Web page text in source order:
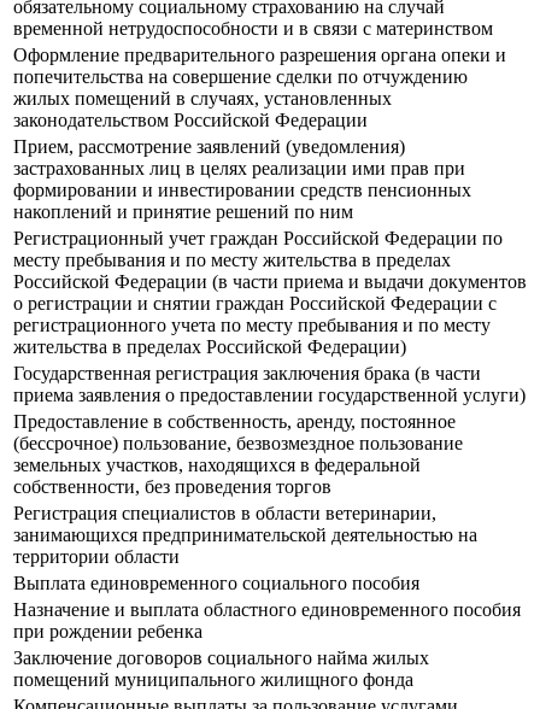
обязательному социальному страхованию на случай
временной нетрудоспособности и в связи с материнством
Оформление предварительного разрешения органа опеки и
попечительства на совершение сделки по отчуждению
жилых помещений в случаях, установленных
законодательством Российской Федерации
Прием, рассмотрение заявлений (уведомления)
застрахованных лиц в целях реализации ими прав при
формировании и инвестировании средств пенсионных
накоплений и принятие решений по ним
Регистрационный учет граждан Российской Федерации по
месту пребывания и по месту жительства в пределах
Российской Федерации (в части приема и выдачи документов
о регистрации и снятии граждан Российской Федерации с
регистрационного учета по месту пребывания и по месту
жительства в пределах Российской Федерации)
Государственная регистрация заключения брака (в части
приема заявления о предоставлении государственной услуги)
Предоставление в собственность, аренду, постоянное
(бессрочное) пользование, безвозмездное пользование
земельных участков, находящихся в федеральной
собственности, без проведения торгов
Регистрация специалистов в области ветеринарии,
занимающихся предпринимательской деятельностью на
территории области
Выплата единовременного социального пособия
Назначение и выплата областного единовременного пособия
при рождении ребенка
Заключение договоров социального найма жилых
помещений муниципального жилищного фонда